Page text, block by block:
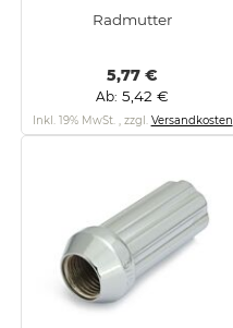
Radmutter
5,77 €
Ab 5,42 €
Inkl. 19% MwSt. , zzgl. Versandkosten